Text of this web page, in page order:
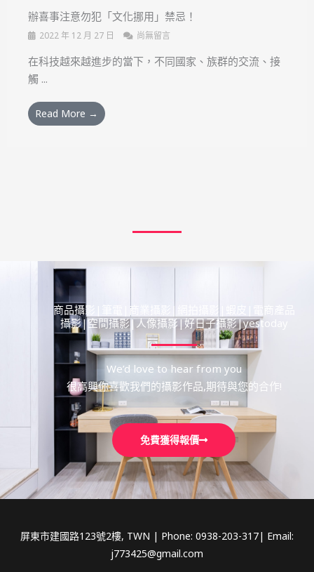
辦喜事注意勿犯「文化挪用」禁忌！
2022 年 12 月 27 日 尚無留言
在科技越來越進步的當下，不同國家、族群的交流、接
觸 ...
Read More →
商品攝影|筆電|商業攝影|網拍攝影|蝦皮|電商產品
攝影|空間攝影|人像攝影|好日子攝影|yestoday
We’d love to hear from you
很高興你喜歡我們的攝影作品,期待與您的合作!
免費獲得報價
屏東市建國路123號2樓, TWN | Phone: 0938-203-317| Email:
j773425@gmail.com